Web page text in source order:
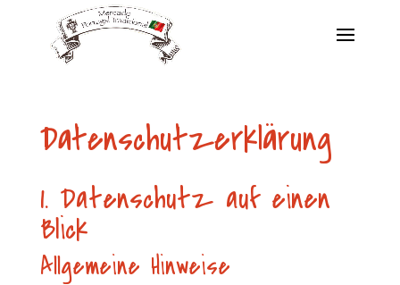
Datenschutz­erklärung
1. Datenschutz auf einen
Blick
Allgemeine Hinweise